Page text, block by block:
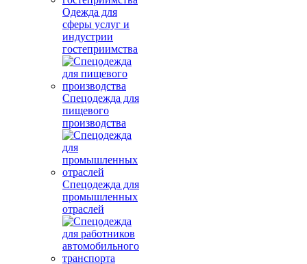
Одежда для
сферы услуг и
индустрии
гостеприимства
Спецодежда для
пищевого
производства
Спецодежда для
промышленных
отраслей